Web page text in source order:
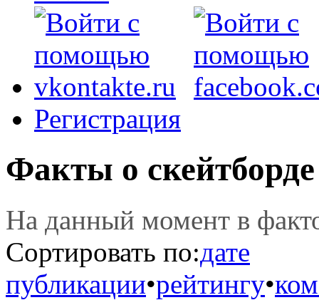
Регистрация
Факты о скейтборде
На данный момент в
Сортировать по:дате
публикации•рейтингу•